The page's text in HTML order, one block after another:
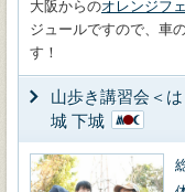
大阪からのオレンジフ
ジュールですので、車
す！
山歩き講習会＜
城 下城